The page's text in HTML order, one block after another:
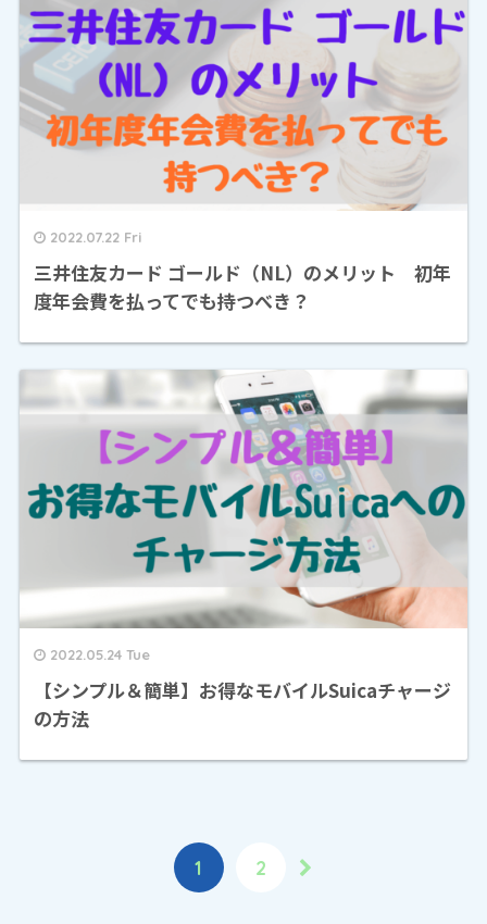
2022.07.22 Fri
三井住友カード ゴールド（NL）のメリット 初年
度年会費を払ってでも持つべき？
2022.05.24 Tue
【シンプル＆簡単】お得なモバイルSuicaチャージ
の方法
1 2